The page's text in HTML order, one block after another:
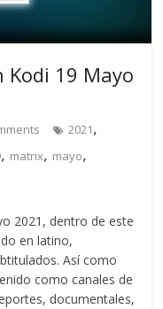
Kodi 19 Mayo
2021,
, matrix, mayo,
2021, dentro de este
en latino,
Así como
como canales de
documentales,